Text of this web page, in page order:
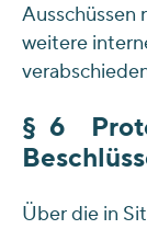
Ausschüssen
weitere
§ 6
Über die in